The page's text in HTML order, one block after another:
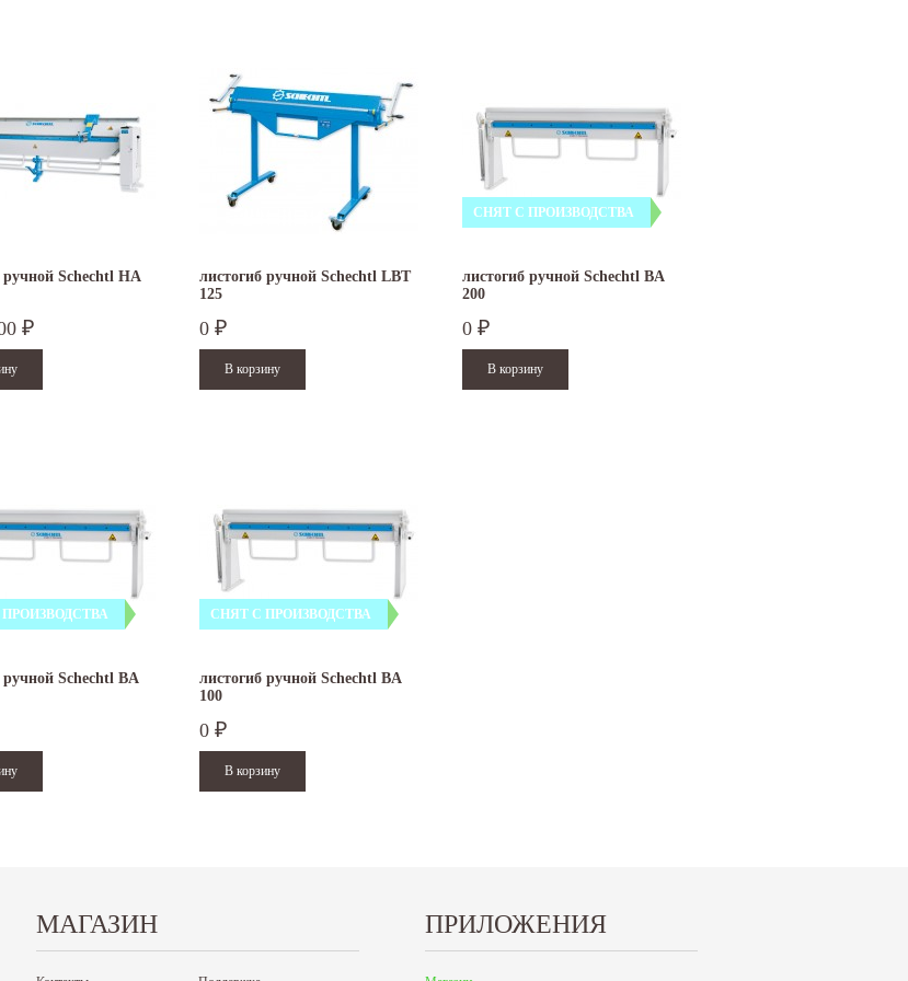
ручной Schechtl HA
₽
листогиб ручной Schechtl LBT
125
0 ₽
СНЯТ С ПРОИЗВОДСТВА
листогиб ручной Schechtl BA
200
0 ₽
ручной Schechtl BA
СНЯТ С ПРОИЗВОДСТВА
листогиб ручной Schechtl BA
100
0 ₽
МАГАЗИН ПРИЛОЖЕНИЯ